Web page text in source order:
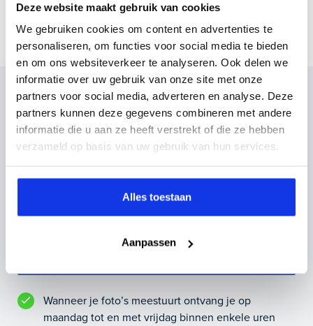
Deze website maakt gebruik van cookies
We gebruiken cookies om content en advertenties te
personaliseren, om functies voor social media te bieden
en om ons websiteverkeer te analyseren. Ook delen we
informatie over uw gebruik van onze site met onze
partners voor social media, adverteren en analyse. Deze
partners kunnen deze gegevens combineren met andere
informatie die u aan ze heeft verstrekt of die ze hebben
verzameld op basis van uw gebruik van hun services.
Alles toestaan
Aanpassen
Inruilvoorstel op deze auto?
Vul hier je gegevens in en vergeet niet foto's van je
inruilauto mee te sturen.
Wanneer je foto’s meestuurt ontvang je op
maandag tot en met vrijdag binnen enkele uren